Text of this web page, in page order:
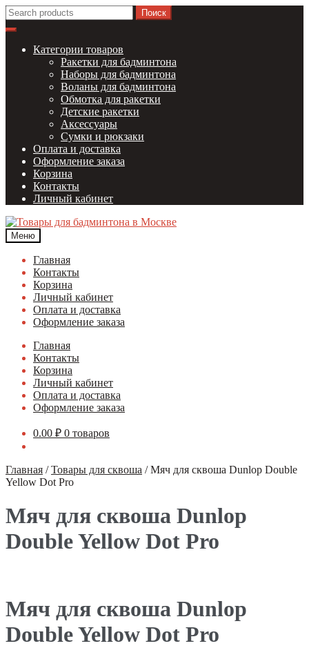
Перейти
к
навигации
Перейти
к
содержимому
Найти:
Категории товаров
Ракетки для бадминтона
Наборы для бадминтона
Воланы для бадминтона
Обмотка для ракетки
Детские ракетки
Аксессуары
Сумки и рюкзаки
Оплата и доставка
Оформление заказа
Корзина
Контакты
Личный кабинет
Меню
Главная
Контакты
Корзина
Личный кабинет
Оплата и доставка
Оформление заказа
Главная
Контакты
Корзина
Личный кабинет
Оплата и доставка
Оформление заказа
0.00 ₽ 0 товаров
Главная /Товары для сквоша /Мяч для сквоша Dunlop Double
Yellow Dot Pro
Мяч для сквоша Dunlop
Double Yellow Dot Pro
Мяч для сквоша Dunlop
Double Yellow Dot Pro